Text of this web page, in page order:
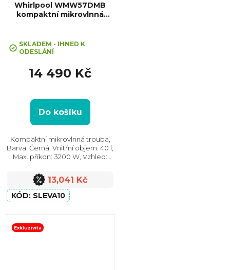
Whirlpool WMW57DMB
kompaktní mikrovlnná
hodnocení
5,0
5
hvězdiček.
SKLADEM - IHNED K
ODESLÁNÍ
14 490 Kč
Do košíku
Kompaktní mikrovlnná trouba,
Barva: Černá, Vnitřní objem: 40 l,
Max. příkon: 3200 W, Vzhled:
455x595x560 mm, Počet skel ve
dvířkách: 2
13,041 Kč
SLEVA10
Exkluzivita